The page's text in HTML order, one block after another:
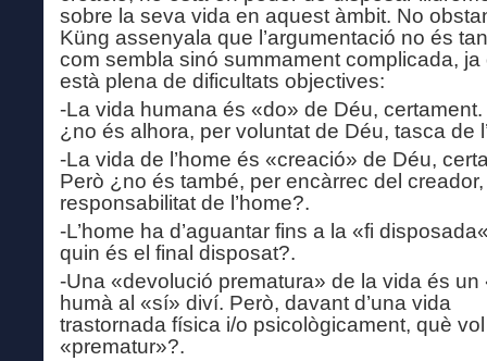
sobre la seva vida en aquest àmbit. No
Küng assenyala que l’argumentació no és
com sembla sinó summament complicada, ja
està plena de dificultats objectives:
-La vida humana és «do» de Déu,
¿no és alhora, per voluntat de Déu, tasca de
-La vida de l’home és «creació» de Déu,
Però ¿no és també, per encàrrec del creador,
responsabilitat de l’home?.
-L’home ha d’aguantar fins a la «fi disposada
quin és el final disposat?.
-Una «devolució prematura» de la vida és un
humà al «sí» diví. Però, davant d’una vida
trastornada física i/o psicològicament, què
«prematur»?.